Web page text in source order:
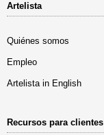
Artelista
Quiénes somos
Empleo
Artelista in English
Recursos para clientes